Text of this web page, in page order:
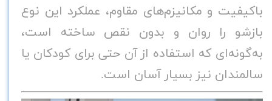
باکیفیت و مکانیزم‌های مقاوم، عملکرد این نوع
بازشو را روان و بدون نقص ساخته است،
به‌گونه‌ای که استفاده از آن حتی برای کودکان یا
سالمندان نیز بسیار آسان است.